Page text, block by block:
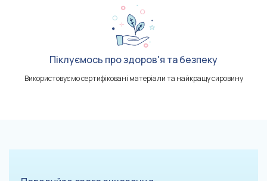
Піклуємось про здоров'я та безпеку
Використовуємо сертифіковані матеріали та найкращу сировину